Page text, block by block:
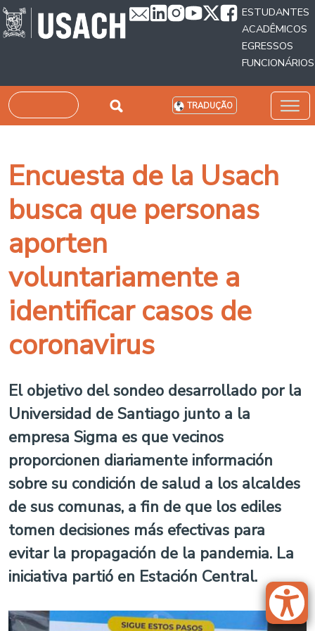
Passar para o conteúdo principal
ESTUDANTES
ACADÊMICOS
EGRESSOS
FUNCIONÁRIOS
Pesquisar TRADUÇÃO
Encuesta de la Usach
busca que personas
aporten
voluntariamente a
identificar casos de
coronavirus
El objetivo del sondeo desarrollado por la
Universidad de Santiago junto a la
empresa Sigma es que vecinos
proporcionen diariamente información
sobre su condición de salud a los alcaldes
de sus comunas, a fin de que los ediles
tomen decisiones más efectivas para
evitar la propagación de la pandemia. La
iniciativa partió en Estación Central.